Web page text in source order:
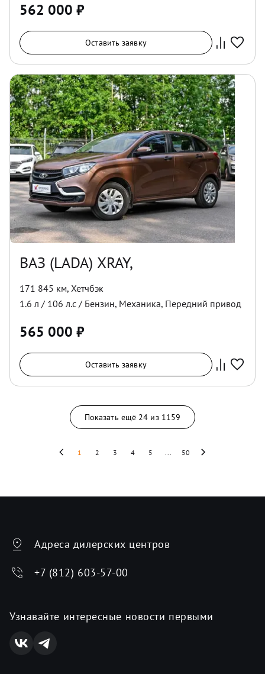
562 000 ₽
Оставить заявку
ВАЗ (LADA) XRAY,
171 845 км, Хетчбэк
1.6 л / 106 л.с / Бензин, Механика, Передний привод
565 000 ₽
Оставить заявку
Показать ещё 24 из 1159
1 2 3 4 5 50
Адреса дилерских центров
+7 (812) 603-57-00
Узнавайте интересные новости первыми